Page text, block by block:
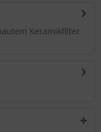
Bedürfnissen
Keramikfilter